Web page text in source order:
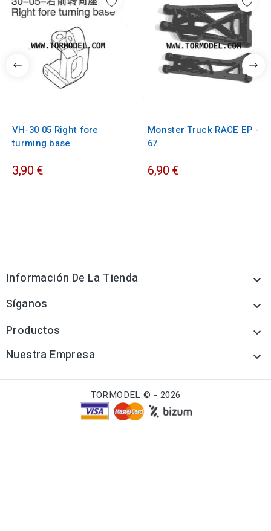
VH-30 05 Right fore
turming base
3,90 €
Monster Truck RACE EP -
67
6,90 €
Información De La Tienda 
Síganos 
Productos 
Nuestra Empresa 
TORMODEL © - 2026